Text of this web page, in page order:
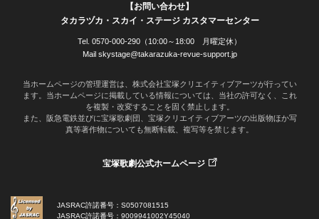
【お問い合わせ】
タカラヅカ・スカイ・ステージ カスタマーセンター
Tel. 0570-000-290（10:00～18:00 月曜定休）
Mail skystage@takarazuka-revue-support.jp
当ホームページの管理運営は、株式会社宝塚クリエイティブアーツが行ってい
ます。当ホームページに掲載している情報については、当社の許可なく、これ
を複製・改変することを固く禁止します。
また、阪急電鉄並びに宝塚歌劇団、宝塚クリエイティブアーツの出版物ほか写
真等著作物についても無断転載、複写等を禁じます。
宝塚歌劇公式ホームページ
JASRAC許諾番号：S0507081515
JASRAC許諾番号：9009941002Y45040